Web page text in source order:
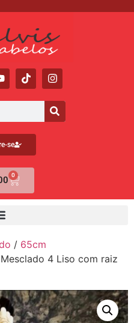
se
0
/ 65cm
4 Liso com raiz